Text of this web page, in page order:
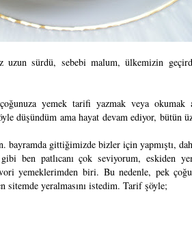
uzun sürdü, sebebi malum, ülkemizin
yemek tarifi yazmak veya okumak
düşündüm ama hayat devam ediyor, bütün
bayramda gittiğimizde bizler için yapmıştı,
ben patlıcanı çok seviyorum, eskiden
yemeklerimden biri. Bu nedenle, pek
sitemde yeralmasını istedim. Tarif şöyle;